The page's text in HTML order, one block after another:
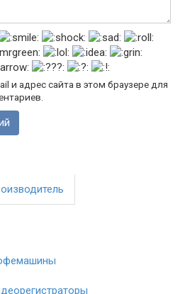
и адрес сайта в этом браузере для